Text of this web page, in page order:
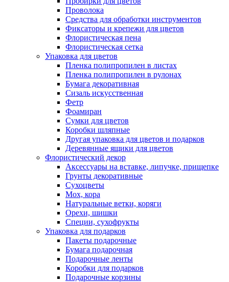
Проволока
Средства для обработки инструментов
Фиксаторы и крепежи для цветов
Флористическая пена
Флористическая сетка
Упаковка для цветов
Пленка полипропилен в листах
Пленка полипропилен в рулонах
Бумага декоративная
Сизаль искусственная
Фетр
Фоамиран
Сумки для цветов
Коробки шляпные
Другая упаковка для цветов и подарков
Деревянные ящики для цветов
Флористический декор
Аксессуары на вставке, липучке, прищепке
Грунты декоративные
Сухоцветы
Мох, кора
Натуральные ветки, коряги
Орехи, шишки
Специи, сухофрукты
Упаковка для подарков
Пакеты подарочные
Бумага подарочная
Подарочные ленты
Коробки для подарков
Подарочные корзины